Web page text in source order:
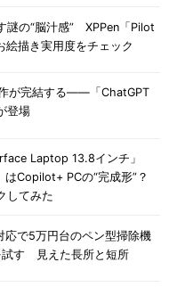
謎の“脳汁感” XPPen「Pilot
絵描き実用度をチェック
が完結する――「ChatGPT
登場
Laptop 13.8インチ」
はCopilot+ PCの“完成形”？
してみた
応で5万円台のペン型掃除機
試す 見えた長所と短所